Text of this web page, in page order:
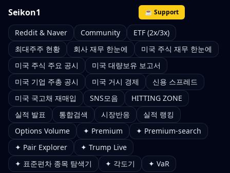
Seikon1 ☕ Support
Reddit & Naver Community
ETF (2x/3x)
최대주주 현황
회사 재무 한눈에
미국 주식 재무 한눈에
미국 주식 주요 공시
미국 대량보유 보고서
미국 기업 주총 공시
미국 거시 경제
신용 스프레드
미국 국고채 재매입
SNS모음
HITTING ZONE
실적 발표
통합검색 시장반응
실적 랭킹
Options Volume
✦ Premium
✦ Premium-search
✦ Pair Explorer
✦ Trump Live
✦ 표준편차 종목 탐색기
✦ 각도기 ✦ VaR